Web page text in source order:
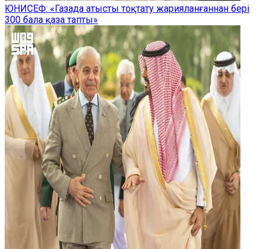
ЮНИСЕФ: «Газада атысты тоқтату жарияланғаннан бері
300 бала қаза тапты»